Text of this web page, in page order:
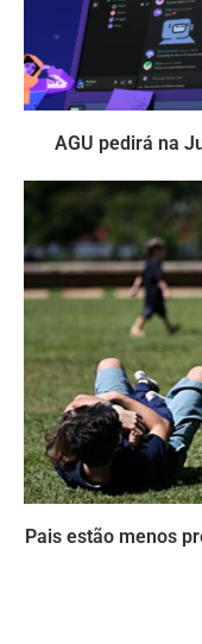
AGU pedirá na
Pais estão menos